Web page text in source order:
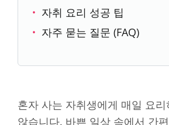
자취 요리 성공 팁
자주 묻는 질문 (FAQ)
혼자 사는 자취생에게 매일 요
않습니다. 바쁜 일상 속에서 간